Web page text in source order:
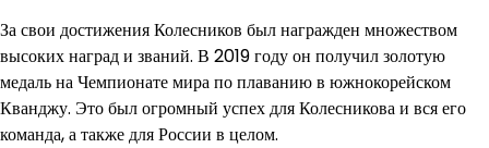
За свои достижения Колесников был награжден множеством
высоких наград и званий. В 2019 году он получил золотую
медаль на Чемпионате мира по плаванию в южнокорейском
Кванджу. Это был огромный успех для Колесникова и вся его
команда, а также для России в целом.